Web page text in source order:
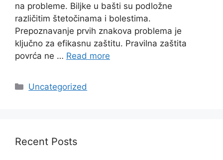
na probleme. Biljke u bašti su podložne
različitim štetočinama i bolestima.
Prepoznavanje prvih znakova problema je
ključno za efikasnu zaštitu. Pravilna zaštita
povrća ne … Read more
Categories
Uncategorized
Recent Posts